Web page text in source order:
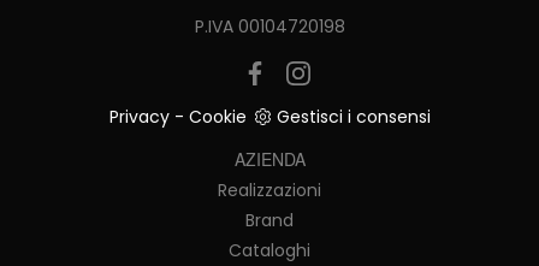
P.IVA 00104720198
Privacy- Cookie
Gestisci i consensi
AZIENDA
Realizzazioni
Brand
Cataloghi